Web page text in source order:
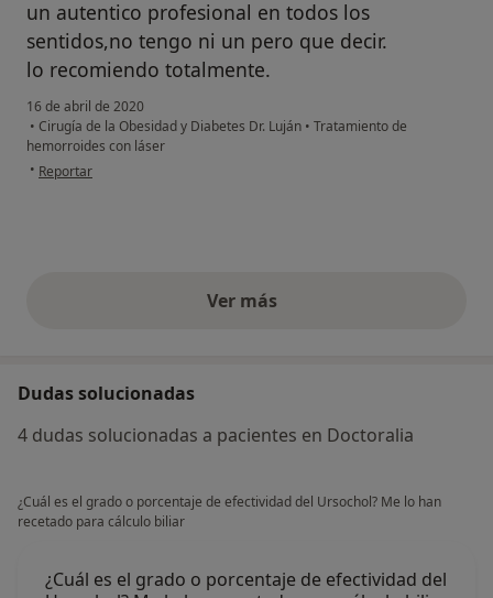
un autentico profesional en todos los
sentidos,no tengo ni un pero que decir.
lo recomiendo totalmente.
16 de abril de 2020
• Cirugía de la Obesidad y Diabetes Dr. Luján • Tratamiento de
hemorroides con láser
• en opinión del usuario gines franco
Reportar
Ver másopiniones anteriores
Dudas solucionadas
4 dudas solucionadas a pacientes en Doctoralia
¿Cuál es el grado o porcentaje de efectividad del Ursochol? Me lo han
recetado para cálculo biliar
¿Cuál es el grado o porcentaje de efectividad del